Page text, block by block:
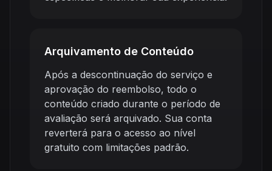
Arquivamento de Conteúdo
Após a descontinuação do serviço e
aprovação do reembolso, todo o
conteúdo criado durante o período de
avaliação será arquivado. Sua conta
reverterá para o acesso ao nível
gratuito com limitações padrão.